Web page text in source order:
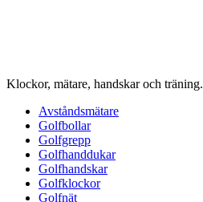
Klockor, mätare, handskar och träning.
Avståndsmätare
Golfbollar
Golfgrepp
Golfhanddukar
Golfhandskar
Golfklockor
Golfnät